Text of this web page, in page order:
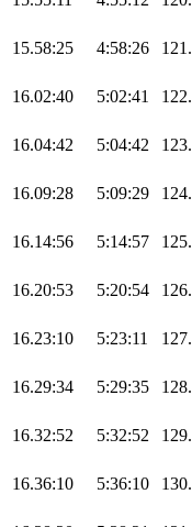
15.58:25 4:58:26 121.
16.02:40 5:02:41 122.
16.04:42 5:04:42 123.
16.09:28 5:09:29 124.
16.14:56 5:14:57 125.
16.20:53 5:20:54 126.
16.23:10 5:23:11 127.
16.29:34 5:29:35 128.
16.32:52 5:32:52 129.
16.36:10 5:36:10 130.